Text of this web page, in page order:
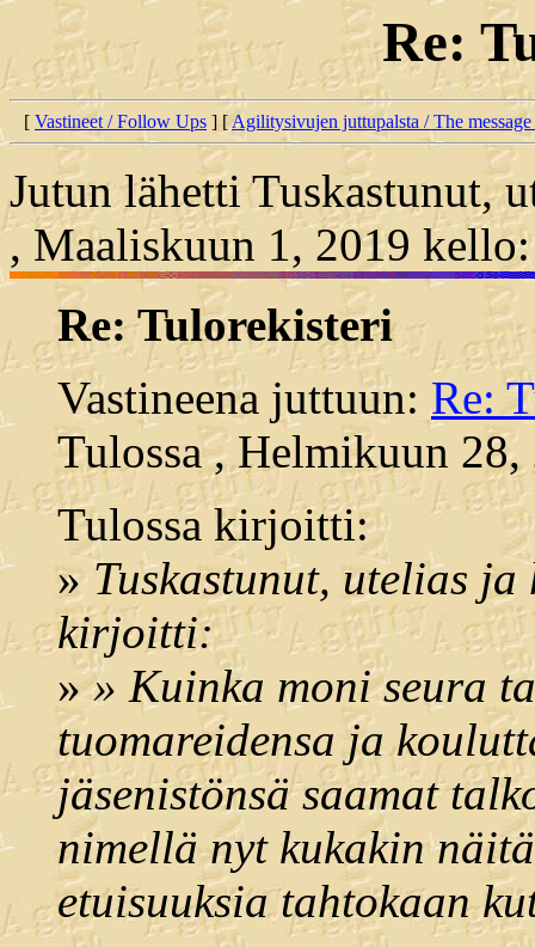
Re:
[ Vastineet / Follow Ups ] [Agilitysivujen juttupalsta / The
Jutun lähetti Tuskastunut,
, Maaliskuun 1, 2019
Re: Tulorekisteri
Vastineena juttuun: Re:
Tulossa , Helmikuun
Tulossa kirjoitti:
» Tuskastunut, utelias
kirjoitti:
»» Kuinka moni seura
tuomareidensa ja
jäsenistönsä saamat
nimellä nyt kukakin
etuisuuksia tahtokaan